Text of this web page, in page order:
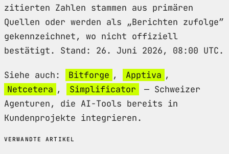
zitierten Zahlen stammen aus primären
Quellen oder werden als „Berichten zufolge”
gekennzeichnet, wo nicht offiziell
bestätigt. Stand: 26. Juni 2026, 08:00 UTC.
Siehe auch: Bitforge , Apptiva ,
Netcetera , Simplificator
— Schweizer
Agenturen, die AI-Tools bereits in
Kundenprojekte integrieren.
VERWANDTE ARTIKEL